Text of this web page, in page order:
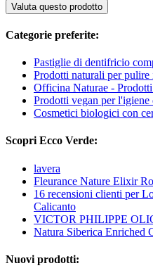
Valuta questo prodotto
Categorie preferite:
Pastiglie di dentifricio
Prodotti naturali per pulire
Officina Naturae -
Prodotti vegan per l'igiene
Cosmetici biologici con
Scopri Ecco Verde:
lavera
Fleurance Nature Elixir
16 recensioni clienti per
Calicanto
VICTOR PHILIPPE
Natura Siberica Enriched
Nuovi prodotti: